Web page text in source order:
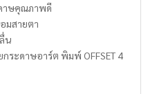
าษคุณภาพดี
มสายตา
น
ระดาษอาร์ต พิมพ์ OFFSET 4